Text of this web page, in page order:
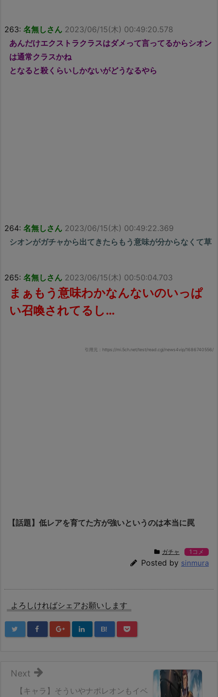
263: 名無しさん 2023/06/15(木) 00:49:20.578
あんだけエクストラクラスはダメって言ってるからシオン
は通常クラスかね
となると殺くらいしかないがどうなるやら
264: 名無しさん 2023/06/15(木) 00:49:22.369
シオンがガチャから出てきたらもう意味が分からなくて草
265: 名無しさん 2023/06/15(木) 00:50:04.703
まぁもう意味わかなんないのいっぱ
い召喚されてるし…
引用元：https://mi.5ch.net/test/read.cgi/news4vip/1686740556/
【話題】低レアを育てた方が強いというのは本当に罠
ガチャ 1コメ
Posted by sinmura
よろしければシェアお願いします
B!
【キャラ】そういやナポレオンもイベ
Next